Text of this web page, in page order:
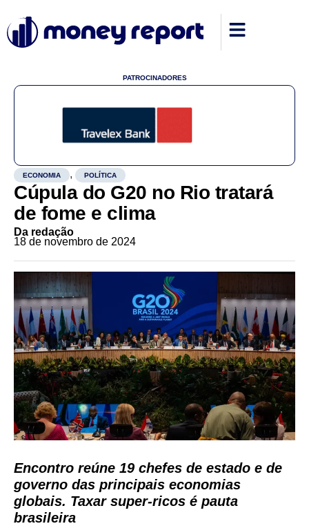
PATROCINADORES
ECONOMIA , POLÍTICA
Cúpula do G20 no Rio tratará
de fome e clima
Da redação
18 de novembro de 2024
Encontro reúne 19 chefes de estado e de
governo das principais economias
globais. Taxar super-ricos é pauta
brasileira